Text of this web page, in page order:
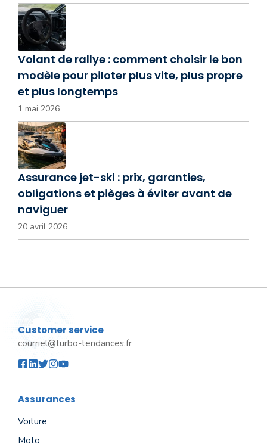
Volant de rallye : comment choisir le bon
modèle pour piloter plus vite, plus propre
et plus longtemps
1 mai 2026
Assurance jet-ski : prix, garanties,
obligations et pièges à éviter avant de
naviguer
20 avril 2026
Customer service
courriel@turbo-tendances.fr
Assurances
Voiture
Moto